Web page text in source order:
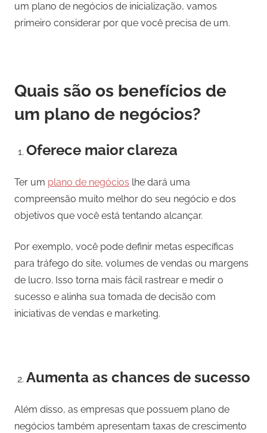
um plano de negócios de inicialização, vamos
primeiro considerar por que você precisa de um.
Quais são os benefícios de
um plano de negócios?
Oferece maior clareza
Ter um plano de negócios lhe dará uma
compreensão muito melhor do seu negócio e dos
objetivos que você está tentando alcançar.
Por exemplo, você pode definir metas específicas
para tráfego do site, volumes de vendas ou margens
de lucro. Isso torna mais fácil rastrear e medir o
sucesso e alinha sua tomada de decisão com
iniciativas de vendas e marketing.
Aumenta as chances de sucesso
Além disso, as empresas que possuem plano de
negócios também apresentam taxas de crescimento